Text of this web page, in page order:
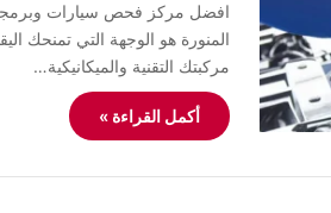
افضل مركز فحص سيارات
المنورة هو الوجهة التي تمنحك
مركبتك التقنية والميكانيكية…
أكمل القراءة »